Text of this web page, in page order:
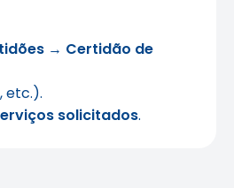
→ Certidão de
etc.).
solicitados.